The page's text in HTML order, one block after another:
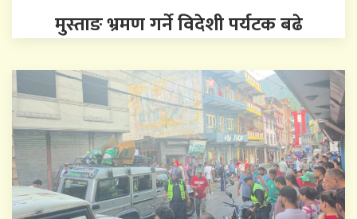
मुस्ताङ भ्रमण गर्ने विदेशी पर्यटक बढे